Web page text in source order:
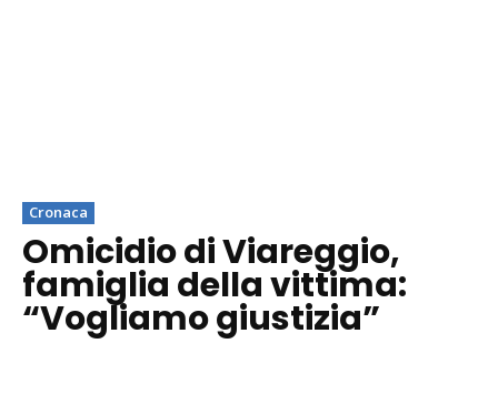
Cronaca
Omicidio di Viareggio,
famiglia della vittima:
“Vogliamo giustizia”